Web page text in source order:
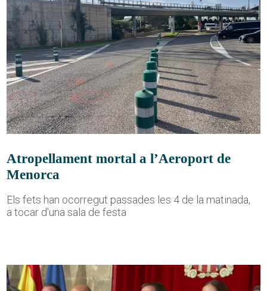
Atropellament mortal a l’Aeroport de
Menorca
Els fets han ocorregut passades les 4 de la matinada,
a tocar d'una sala de festa